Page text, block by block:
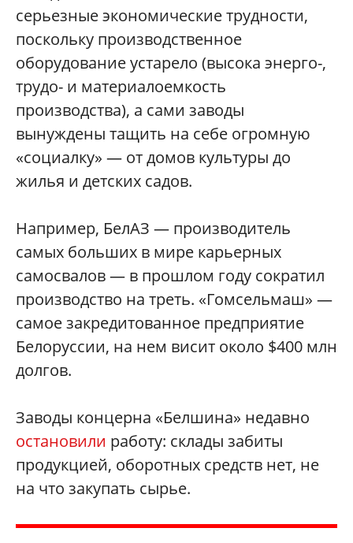
серьезные экономические трудности,
поскольку производственное
оборудование устарело (высока энерго-,
трудо- и материалоемкость
производства), а сами заводы
вынуждены тащить на себе огромную
«социалку» — от домов культуры до
жилья и детских садов.
Например, БелАЗ — производитель
самых больших в мире карьерных
самосвалов — в прошлом году сократил
производство на треть. «Гомсельмаш» —
самое закредитованное предприятие
Белоруссии, на нем висит около $400 млн
долгов.
Заводы концерна «Белшина» недавно
остановили работу: склады забиты
продукцией, оборотных средств нет, не
на что закупать сырье.